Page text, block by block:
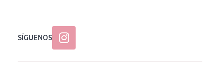
SÍGUENOS